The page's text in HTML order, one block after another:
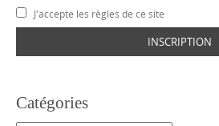
J'accepte les règles de ce site
Catégories